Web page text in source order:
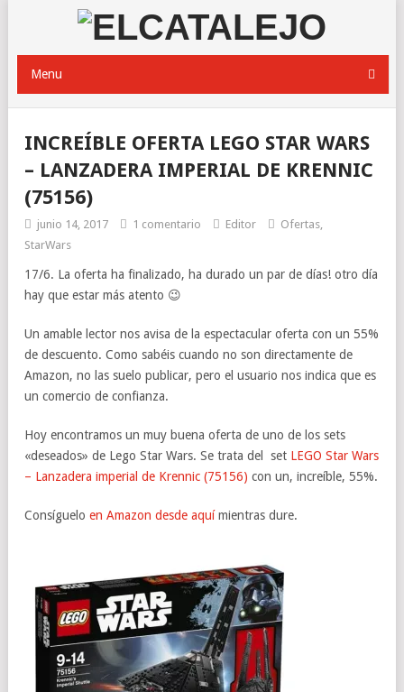
Menu
INCREÍBLE OFERTA LEGO STAR WARS
– LANZADERA IMPERIAL DE KRENNIC
(75156)
junio 14, 2017 1 comentario Editor Ofertas,
StarWars
17/6. La oferta ha finalizado, ha durado un par de días! otro día
hay que estar más atento 😉
Un amable lector nos avisa de la espectacular oferta con un 55%
de descuento. Como sabéis cuando no son directamente de
Amazon, no las suelo publicar, pero el usuario nos indica que es
un comercio de confianza.
Hoy encontramos un muy buena oferta de uno de los sets
«deseados» de Lego Star Wars. Se trata del set LEGO Star Wars
– Lanzadera imperial de Krennic (75156) con un, increíble, 55%.
Consíguelo en Amazon desde aquímientras dure.